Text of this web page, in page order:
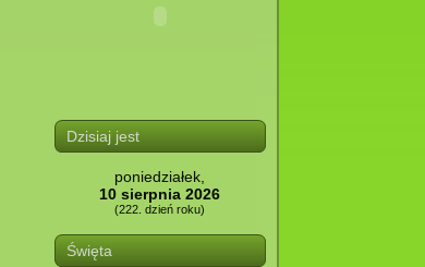
Dzisiaj jest
poniedziałek,
10 sierpnia 2026
(222. dzień roku)
Święta